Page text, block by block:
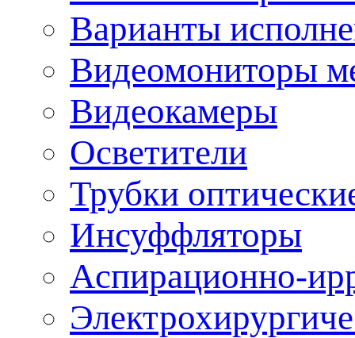
Варианты
Видеомониторы
Видеокамеры
Осветители
Трубки
Инсуффляторы
Аспирационно-